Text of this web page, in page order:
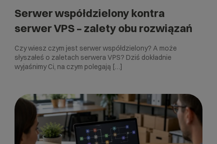
Serwer współdzielony kontra
serwer VPS – zalety obu rozwiązań
Czy wiesz czym jest serwer współdzielony? A może
słyszałeś o zaletach serwera VPS? Dziś dokładnie
wyjaśnimy Ci, na czym polegają […]